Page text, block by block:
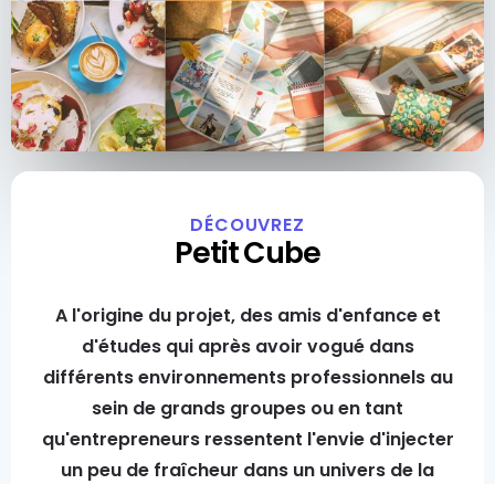
DÉCOUVREZ
Petit Cube
A l'origine du projet, des amis d'enfance et
d'études qui après avoir vogué dans
différents environnements professionnels au
sein de grands groupes ou en tant
qu'entrepreneurs ressentent l'envie d'injecter
un peu de fraîcheur dans un univers de la